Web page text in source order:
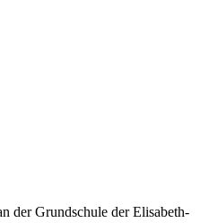
der Grundschule der Elisabeth-